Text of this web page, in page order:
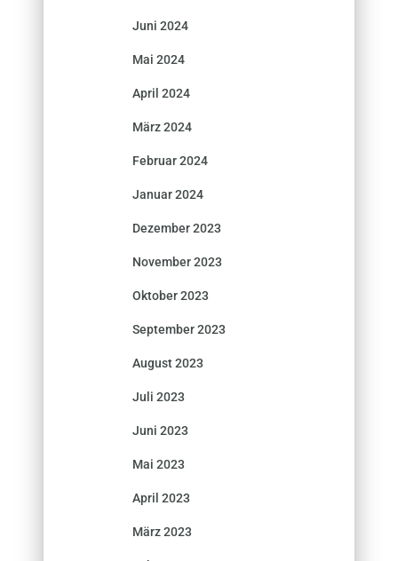
Juni 2024
Mai 2024
April 2024
März 2024
Februar 2024
Januar 2024
Dezember 2023
November 2023
Oktober 2023
September 2023
August 2023
Juli 2023
Juni 2023
Mai 2023
April 2023
März 2023